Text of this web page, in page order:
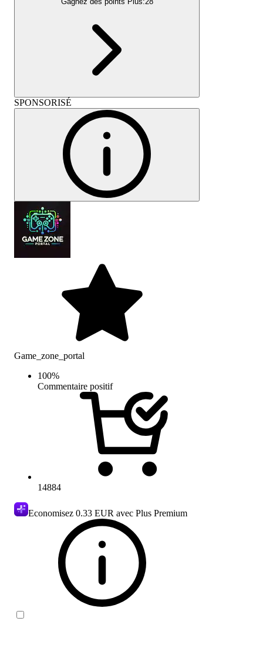
SPONSORISÉ
Game_zone_portal
100%
Commentaire positif
14884
Economisez 0.33 EUR avec Plus Premium